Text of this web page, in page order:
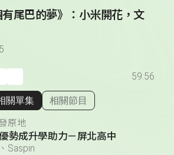
有尾巴的夢》：小米開花，文
59:56
顯示相關單集
關單集 相關節目
原地
勢成升學助力－屏北高中
Saspin